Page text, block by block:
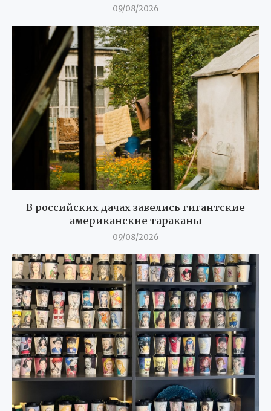
09/08/2026
В российских дачах завелись гигантские
американские тараканы
09/08/2026